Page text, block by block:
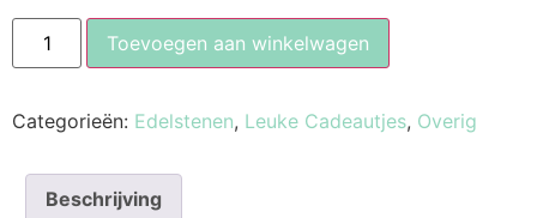
Toevoegen aan winkelwagen
Categorieën: Edelstenen, Leuke Cadeautjes, Overig
Beschrijving